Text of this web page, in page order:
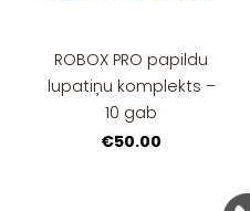
ROBOX PRO papildu
lupatiņu komplekts –
10 gab
€50.00